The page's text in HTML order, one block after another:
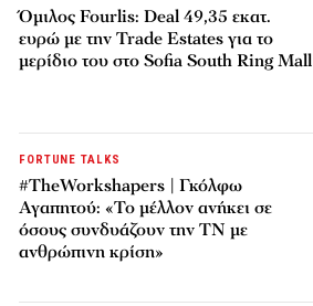
Όμιλος Fourlis: Deal 49,35 εκατ.
ευρώ με την Trade Estates για το
μερίδιο του στο Sofia South Ring Mall
FORTUNE TALKS
#TheWorkshapers | Γκόλφω
Αγαπητού: «Το μέλλον ανήκει σε
όσους συνδυάζουν την ΤΝ με
ανθρώπινη κρίση»